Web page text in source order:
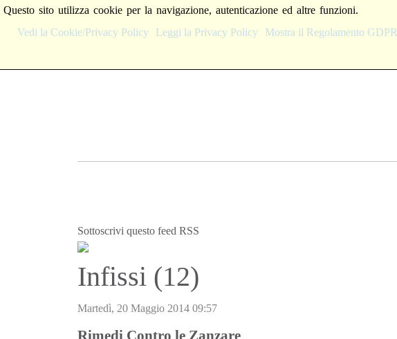
Sottoscrivi questo feed RSS
Infissi (12)
Martedì, 20 Maggio 2014 09:57
Rimedi Contro le Zanzare
Questo sito utilizza cookie per la navigazione, autenticazione ed altre funzioni.
Vedi la Cookie/Privacy Policy
Leggi la Privacy Policy Mostra il Regolamento GDPR